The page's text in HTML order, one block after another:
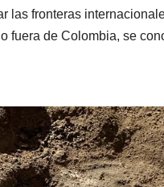
las fronteras
fuera de Colombia, se